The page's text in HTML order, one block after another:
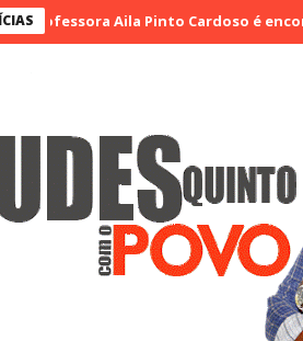
Aila Pinto Cardoso é encontrado